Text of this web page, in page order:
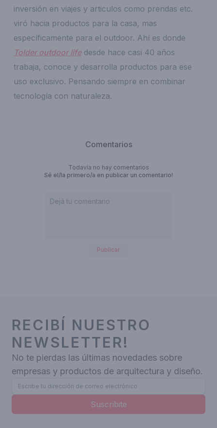
inversión en viajes y articulos como prendas etc.
viró hacia productos para la casa, mas
específicamente para el outdoor. Ahí es donde
Tolder outdoor lifedesde hace casi 40 años
trabaja, conoce y desarrolla productos para ese
uso exclusivo. Pensando siempre en combinar
tecnología con naturaleza.
Comentarios
Todavía no hay comentarios
Sé el/la primero/a en publicar un comentario!
Publicar
RECIBÍ NUESTRO
NEWSLETTER!
No te pierdas las últimas novedades sobre
empresas y productos de arquitectura y diseño.
Suscribite